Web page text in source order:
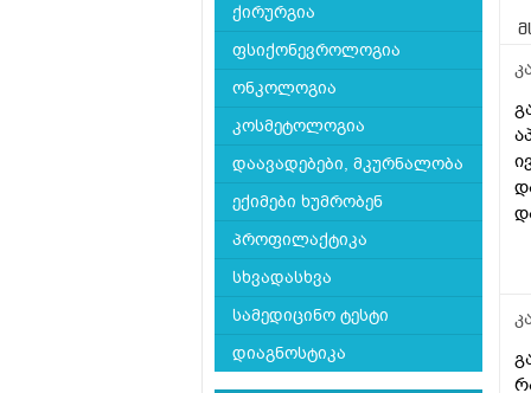
ქირურგია
ფსიქონევროლოგია
ონკოლოგია
კოსმეტოლოგია
დაავადებები, მკურნალობა
ექიმები ხუმრობენ
პროფილაქტიკა
სხვადასხვა
სამედიცინო ტესტი
დიაგნოსტიკა